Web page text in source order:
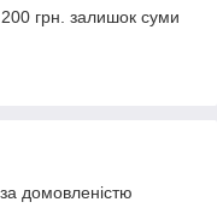
грн. залишок суми
домовленістю